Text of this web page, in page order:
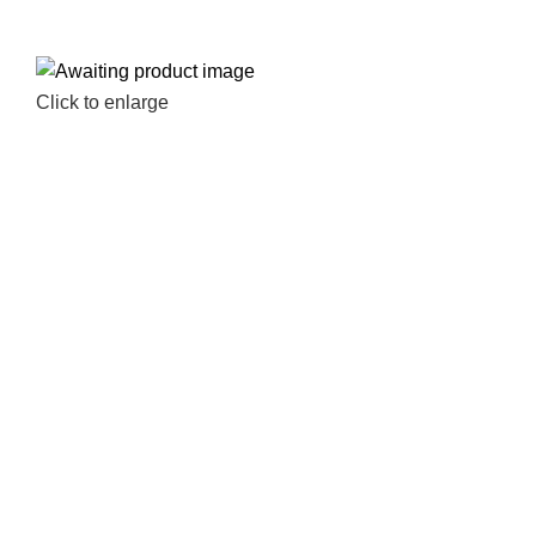
Click to enlarge